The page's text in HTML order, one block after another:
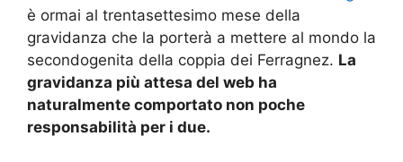
è ormai al trentasettesimo mese della
gravidanza che la porterà a mettere al mondo la
secondogenita della coppia dei Ferragnez. La
gravidanza più attesa del web ha
naturalmente comportato non poche
responsabilità per i due.